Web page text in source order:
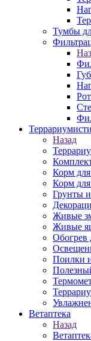
Тумбы
Назад
Корм
Корм
Грунты и
Живые
Живые
Обогрев
Поилки
Ветаптека
Назад